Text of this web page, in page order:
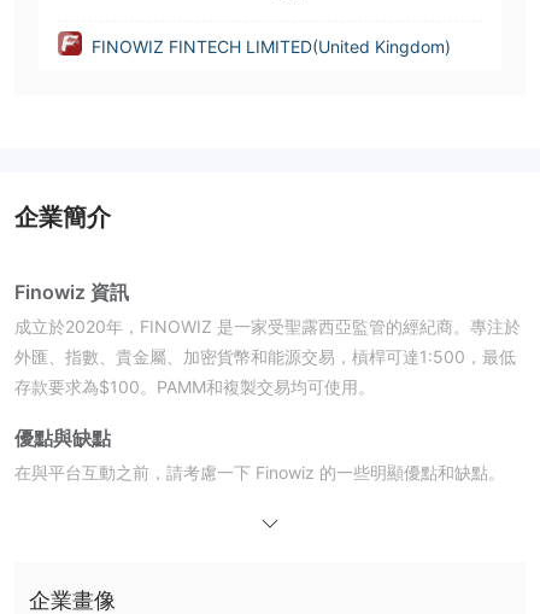
FINOWIZ FINTECH LIMITED(United Kingdom)
企業簡介
Finowiz 資訊
成立於2020年，FINOWIZ 是一家受聖露西亞監管的經紀商。專注於
外匯、指數、貴金屬、加密貨幣和能源交易，槓桿可達1:500，最低
存款要求為$100。PAMM和複製交易均可使用。
優點與缺點
在與平台互動之前，請考慮一下 Finowiz 的一些明顯優點和缺點。
帳戶類型提供負平衡保護。可用的資產類別包括外匯、指數、貴金
數經紀商不同。此外，您可以根據不同的帳戶類型選擇不同的槓桿比
企業畫像